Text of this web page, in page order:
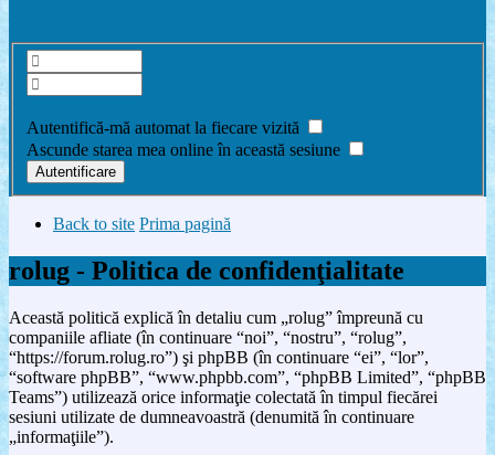
Autentifică-mă automat la fiecare vizită
Ascunde starea mea online în această sesiune
Back to site Prima pagină
rolug - Politica de confidenţialitate
Această politică explică în detaliu cum „rolug” împreună cu
companiile afliate (în continuare “noi”, “nostru”, “rolug”,
“https://forum.rolug.ro”) şi phpBB (în continuare “ei”, “lor”,
“software phpBB”, “www.phpbb.com”, “phpBB Limited”, “phpBB
Teams”) utilizează orice informaţie colectată în timpul fiecărei
sesiuni utilizate de dumneavoastră (denumită în continuare
„informaţiile”).